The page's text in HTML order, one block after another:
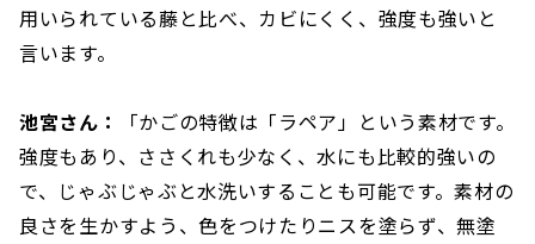
用いられている藤と比べ、カビにくく、強度も強いと
言います。
池宮さん：
「かごの特徴は「ラペア」という素材です。
強度もあり、ささくれも少なく、水にも比較的強いの
で、じゃぶじゃぶと水洗いすることも可能です。素材の
良さを生かすよう、色をつけたりニスを塗らず、無塗